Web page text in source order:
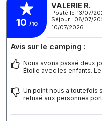
10 /10
VALERIE R.
Posté le 13/07/
Séjour : 08/07/
10/07/2026
Avis sur le camping :
Nous avons passé deux
Étoile avec les enfants.
Un point nous a toutefois
refusé aux personnes